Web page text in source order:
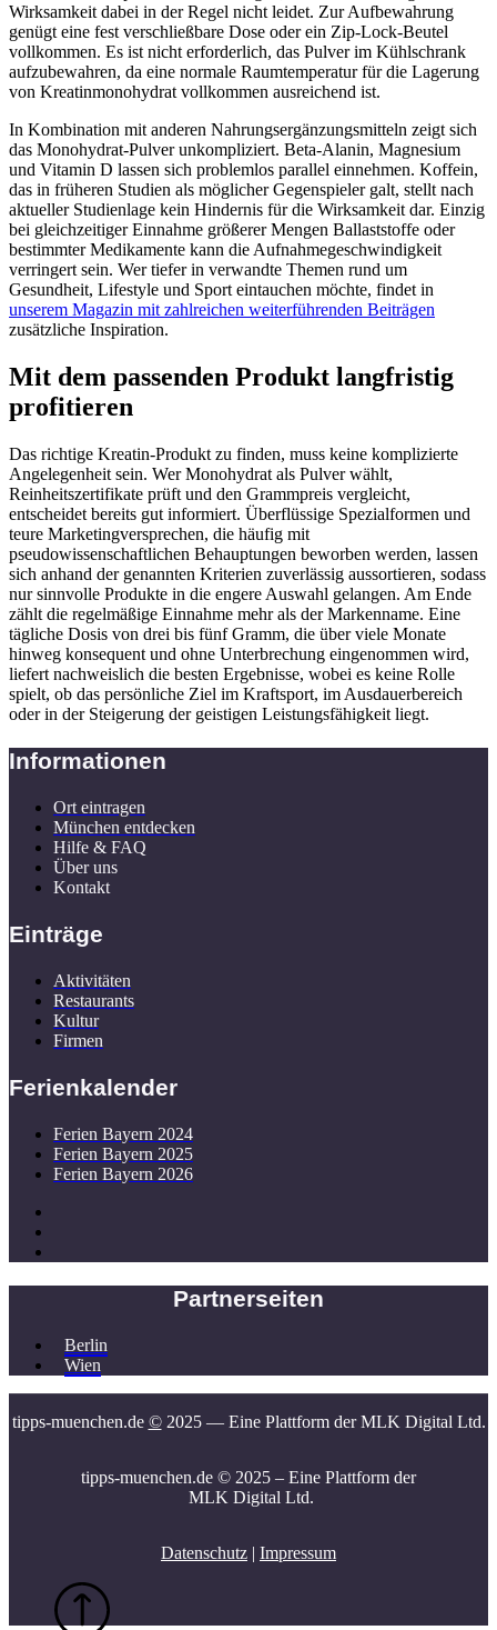
Wirksamkeit dabei in der Regel nicht leidet. Zur Aufbewahrung
genügt eine fest verschließbare Dose oder ein Zip-Lock-Beutel
vollkommen. Es ist nicht erforderlich, das Pulver im Kühlschrank
aufzubewahren, da eine normale Raumtemperatur für die Lagerung
von Kreatinmonohydrat vollkommen ausreichend ist.
In Kombination mit anderen Nahrungsergänzungsmitteln zeigt sich
das Monohydrat-Pulver unkompliziert. Beta-Alanin, Magnesium
und Vitamin D lassen sich problemlos parallel einnehmen. Koffein,
das in früheren Studien als möglicher Gegenspieler galt, stellt nach
aktueller Studienlage kein Hindernis für die Wirksamkeit dar. Einzig
bei gleichzeitiger Einnahme größerer Mengen Ballaststoffe oder
bestimmter Medikamente kann die Aufnahmegeschwindigkeit
verringert sein. Wer tiefer in verwandte Themen rund um
Gesundheit, Lifestyle und Sport eintauchen möchte, findet in
unserem Magazin mit zahlreichen weiterführenden Beiträgen
zusätzliche Inspiration.
Mit dem passenden Produkt langfristig
profitieren
Das richtige Kreatin-Produkt zu finden, muss keine komplizierte
Angelegenheit sein. Wer Monohydrat als Pulver wählt,
Reinheitszertifikate prüft und den Grammpreis vergleicht,
entscheidet bereits gut informiert. Überflüssige Spezialformen und
teure Marketingversprechen, die häufig mit
pseudowissenschaftlichen Behauptungen beworben werden, lassen
sich anhand der genannten Kriterien zuverlässig aussortieren, sodass
nur sinnvolle Produkte in die engere Auswahl gelangen. Am Ende
zählt die regelmäßige Einnahme mehr als der Markenname. Eine
tägliche Dosis von drei bis fünf Gramm, die über viele Monate
hinweg konsequent und ohne Unterbrechung eingenommen wird,
liefert nachweislich die besten Ergebnisse, wobei es keine Rolle
spielt, ob das persönliche Ziel im Kraftsport, im Ausdauerbereich
oder in der Steigerung der geistigen Leistungsfähigkeit liegt.
Informationen
Ort eintragen
München entdecken
Hilfe & FAQ
Über uns
Kontakt
Einträge
Aktivitäten
Restaurants
Kultur
Firmen
Ferienkalender
Ferien Bayern 2024
Ferien Bayern 2025
Ferien Bayern 2026
Partnerseiten
Berlin
Wien
tipps-muenchen.de ©2025 — Eine Plattform der MLK Digital Ltd.
tipps-muenchen.de © 2025 – Eine Plattform der
MLK Digital Ltd.
Datenschutz | Impressum